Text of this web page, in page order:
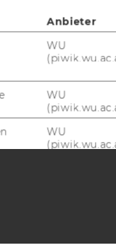
Anbieter
WU
WU
WU
Google